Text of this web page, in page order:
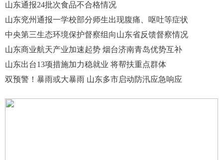
山东通报24批次食品不合格情况
山东兖州通报一学校部分师生出现腹痛、呕吐等症状
中央第三生态环境保护督察组向山东省反馈督察情况
山东商业航天产业加速起势 烟台济南青岛优势互补
山东出台13项措施加力稳就业 将帮扶重点群体
双预警！暴雨或大暴雨 山东多市启动防汛应急响应